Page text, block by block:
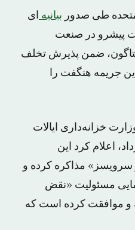
متحده طی صدور بیانیه
ای
پیشرو در صنعت
پنتاگون، ضمن پذیرش تخلف
جریمه هنگفت را
خزانه‌داری ایالات
پنج‌شنبه، ۱۵ خرداد، اعلام کرد این
سرویسز» مذاکره کرده و
مسئولیت «نقض
و موافقت کرده است که